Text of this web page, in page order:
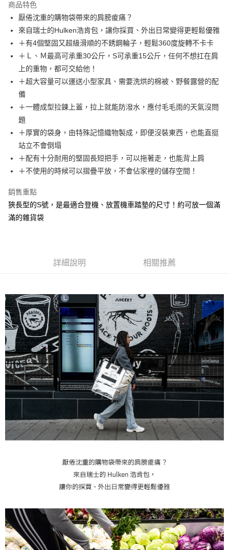
合作金庫商業銀行
華南商業銀行
彰化商業銀行
上海商業儲蓄銀行
台北富邦商業銀行
國泰世華商業銀行
兆豐國際商業銀行
臺灣中小企業銀行
台中商業銀行
匯豐（台灣）商業銀行
聯邦商業銀行
元大商業銀行
永豐商業銀行
玉山商業銀行
台新國際商業銀行
中國信託商業銀行
台灣樂天信用卡公司
6 期 0 利率 每期
華南商業銀行
彰化商業銀行
上海商業儲蓄銀行
台北富邦商業銀行
國泰世華商業銀行
兆豐國際商業銀行
臺灣中小企業銀行
匯豐（台灣）商業銀行
華泰商業銀行
聯邦商業銀行
元大商業銀行
玉山商業銀行
星展（台灣）商業銀行
台新國際商業銀行
台灣樂天信用卡公司
LINE Pay
Apple Pay
ATM付款
運送方式
黑貓宅急便
每筆NT$120，滿NT$1,000(含以上)免運費
黑貓宅配(離島)
每筆NT$250，滿NT$2,000(含以上)免運費
商品特色
厭倦沈重的購物袋帶來的肩膀痠痛？
來自瑞士的Hulken浩肯包，讓你採買、外出日常變得更輕鬆優雅
＋有4個堅固又超級滑順的不銹鋼輪子，輕鬆360度旋轉不卡卡
＋Ｌ、Ｍ最高可承重30公斤，S可承重15公斤，任何不想扛在肩
上的重物，都可交給他！
＋超大容量可以運送小型家具、需要洗烘的棉被、野餐露營的配
備
＋一體成型拉鍊上蓋，拉上就能防潑水，應付毛毛雨的天氣沒問
題
＋厚實的袋身，由特殊記憶織物製成，即便沒裝東西，也能直挺
站立不會倒塌
＋配有十分耐用的堅固長短把手，可以拖著走，也能背上肩
＋不使用的時候可以摺疊平放，不會佔家裡的儲存空間！
銷售重點
狹長型的S號，是最適合登機、放置機車踏墊的尺寸！約可放一個滿
滿的雜貨袋
詳細說明 相關推薦